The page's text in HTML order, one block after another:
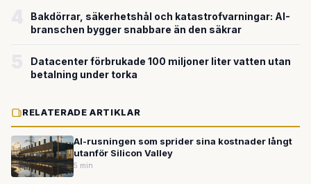
Bakdörrar, säkerhetshål och katastrofvarningar: AI-
branschen bygger snabbare än den säkrar
Datacenter förbrukade 100 miljoner liter vatten utan
betalning under torka
RELATERADE ARTIKLAR
AI-rusningen som sprider sina kostnader långt
utanför Silicon Valley
5 min